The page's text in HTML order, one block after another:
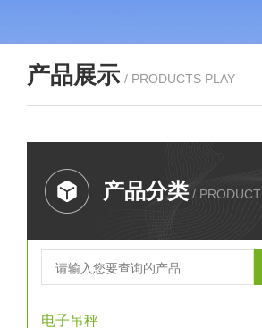
产品展示 / PRODUCTS PLAY
产品分类 / PRODUCT
电子吊秤